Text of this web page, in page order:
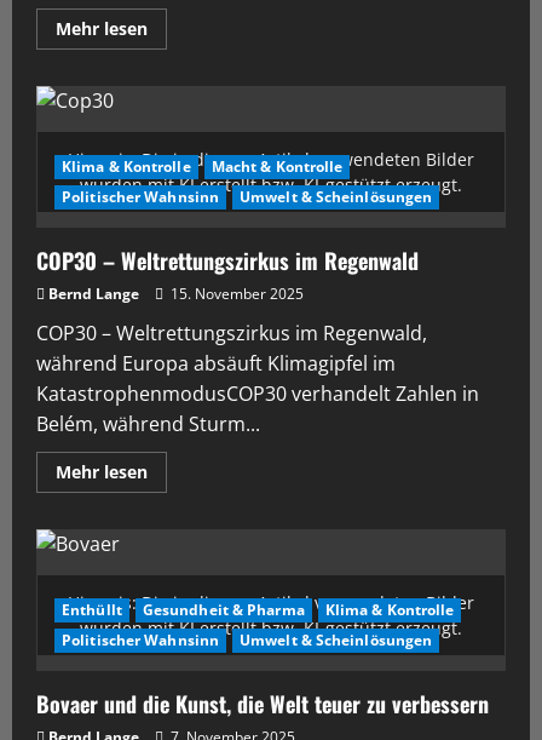
Mehr lesen
Hinweis: Die in diesem Artikel verwendeten Bilder
wurden mit KI erstellt bzw. KI-gestützt erzeugt.
Klima & Kontrolle
Macht & Kontrolle
Politischer Wahnsinn
Umwelt & Scheinlösungen
COP30 – Weltrettungszirkus im Regenwald
Bernd Lange 15. November 2025
COP30 – Weltrettungszirkus im Regenwald,
während Europa absäuft Klimagipfel im
KatastrophenmodusCOP30 verhandelt Zahlen in
Belém, während Sturm...
Mehr lesen
Hinweis: Die in diesem Artikel verwendeten Bilder
wurden mit KI erstellt bzw. KI-gestützt erzeugt.
Enthüllt Gesundheit & Pharma
Klima & Kontrolle
Politischer Wahnsinn
Umwelt & Scheinlösungen
Bovaer und die Kunst, die Welt teuer zu verbessern